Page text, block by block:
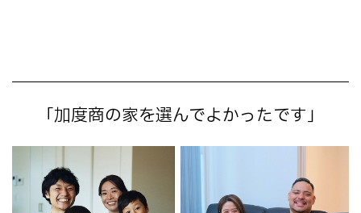
「加度商の家を選んでよかったです」